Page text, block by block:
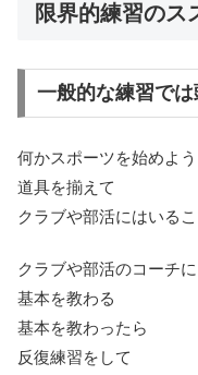
限界的練習のス
一般的な練習で
何かスポーツを始めよ
道具を揃えて
クラブや部活にはいる
クラブや部活のコーチに
基本を教わる
基本を教わったら
反復練習をして